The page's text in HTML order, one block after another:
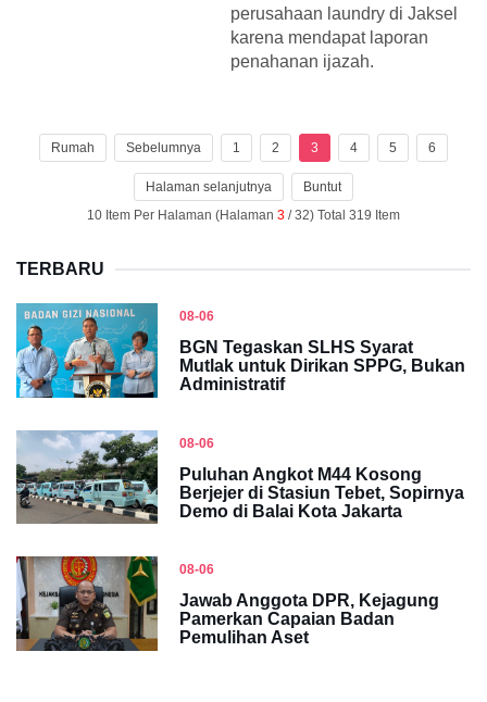
perusahaan laundry di Jaksel
karena mendapat laporan
penahanan ijazah.
Rumah Sebelumnya 1 2 3 4 5 6
Halaman selanjutnya
Buntut
10 Item Per Halaman (Halaman 3 / 32) Total 319 Item
TERBARU
08-06
BGN Tegaskan SLHS Syarat
Mutlak untuk Dirikan SPPG, Bukan
Administratif
08-06
Puluhan Angkot M44 Kosong
Berjejer di Stasiun Tebet, Sopirnya
Demo di Balai Kota Jakarta
08-06
Jawab Anggota DPR, Kejagung
Pamerkan Capaian Badan
Pemulihan Aset